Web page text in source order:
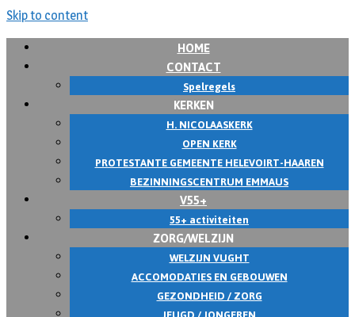
Skip to content
HOME
CONTACT
Spelregels
KERKEN
H. NICOLAASKERK
OPEN KERK
PROTESTANTE GEMEENTE HELEVOIRT-HAAREN
BEZINNINGSCENTRUM EMMAUS
V55+
55+ activiteiten
ZORG/WELZIJN
WELZIJN VUGHT
ACCOMODATIES EN GEBOUWEN
GEZONDHEID / ZORG